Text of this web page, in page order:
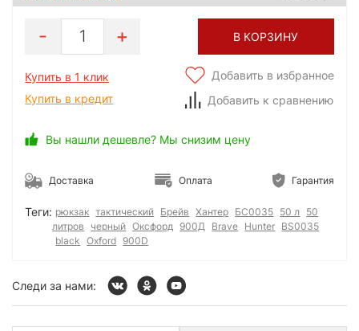
1 В КОРЗИНУ
Купить в 1 клик
Купить в кредит
Добавить в избранное
Добавить к сравнению
Вы нашли дешевле? Мы снизим цену
Доставка Оплата Гарантия
Теги: рюкзак тактический Брейв Хантер БС0035 50 л
50
литров
черный Оксфорд 900Д Brave Hunter BS0035
black
Oxford 900D
Следи за нами: